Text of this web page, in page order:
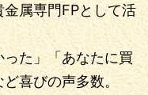
属専門FPとして活
た」「あなたに買
喜びの声多数。